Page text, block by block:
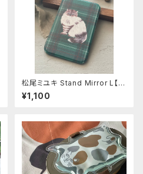
松尾ミユキ Stand Mirror L【Li
n】
¥1,100